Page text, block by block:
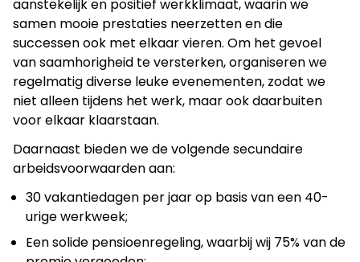
aanstekelijk en positief werkklimaat, waarin we
samen mooie prestaties neerzetten en die
successen ook met elkaar vieren. Om het gevoel
van saamhorigheid te versterken, organiseren we
regelmatig diverse leuke evenementen, zodat we
niet alleen tijdens het werk, maar ook daarbuiten
voor elkaar klaarstaan.
Daarnaast bieden we de volgende secundaire
arbeidsvoorwaarden aan:
30 vakantiedagen per jaar op basis van een 40-
urige werkweek;
Een solide pensioenregeling, waarbij wij 75% van de